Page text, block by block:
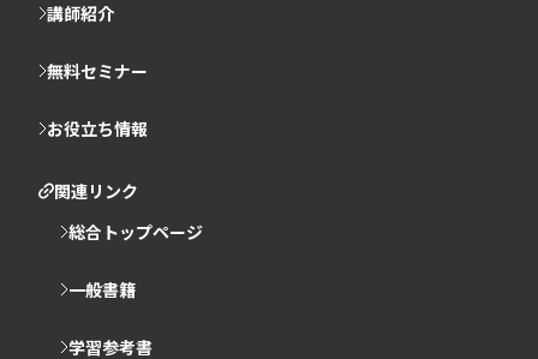
講師紹介
無料セミナー
お役立ち情報
関連リンク
総合トップページ
一般書籍
学習参考書